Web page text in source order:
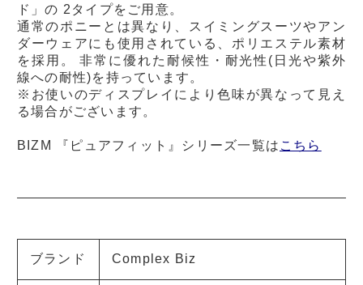
ド」の 2タイプをご用意。
通常のポニーとは異なり、スイミングスーツやアン
ダーウェアにも使用されている、ポリエステル素材
を採用。 非常に優れた耐候性・耐光性(日光や紫外
線への耐性)を持っています。
※お使いのディスプレイにより色味が異なって見え
る場合がございます。
BIZM 『ピュアフィット』シリーズ一覧は こちら
ブランド Complex Biz